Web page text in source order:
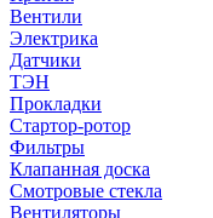
Вентили
Электрика
Датчики
ТЭН
Прокладки
Стартор-ротор
Фильтры
Клапанная доска
Смотровые стекла
Вентиляторы